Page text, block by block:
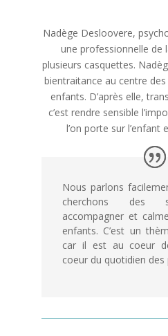
Nadège Desloovere,
une professionnelle de
plusieurs casquettes.
bientraitance au centre
enfants. D’après elle,
c’est rendre sensible
l’on porte sur l’enfant
Nous parlons
cherchons des
accompagner et
enfants. C’est un
car il est au coeur
coeur du quotidien des